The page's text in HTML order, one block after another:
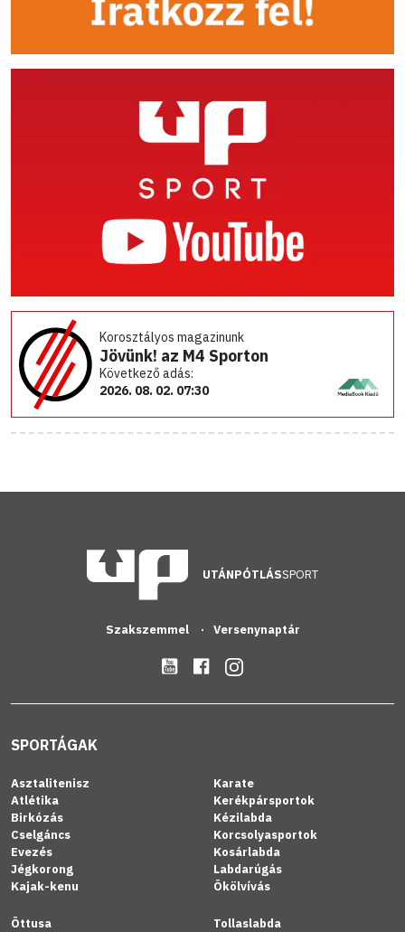
Korosztályos magazinunk
Jövünk! az M4 Sporton
Következő adás:
2026. 08. 02. 07:30
UTÁNPÓTLÁSSPORT
Szakszemmel Versenynaptár
SPORTÁGAK
Asztalitenisz
Atlétika
Birkózás
Cselgáncs
Evezés
Jégkorong
Kajak-kenu
Karate
Kerékpársportok
Kézilabda
Korcsolyasportok
Kosárlabda
Labdarúgás
Ökölvívás
Öttusa
Tollaslabda